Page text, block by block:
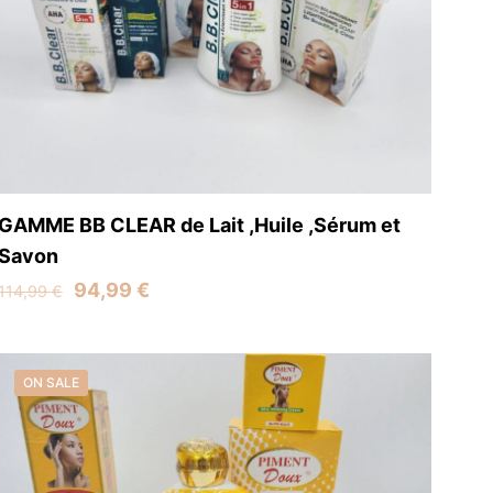
email, and
browser for the
GAMME BB CLEAR de Lait ,Huile ,Sérum et
€
Original
was:
114,99 €.
94,99 €Current
is:
ON SALE